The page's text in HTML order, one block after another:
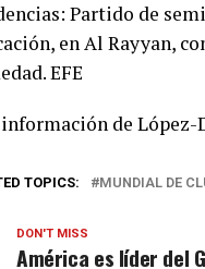
Partido de
en Al Rayyan,
EFE
información de
TOPICS: MUNDIAL DE
DON'T MISS
América es líder del